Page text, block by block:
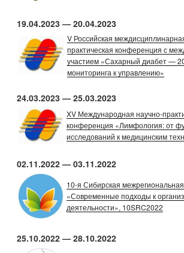
19.04.2023 — 20.04.2023
V Российская
практическая конференция с
участием «Сахарный диабет —
мониторинга к управлению»
24.03.2023 — 25.03.2023
XV Международная научно-
конференция «Лимфология: от
исследований к медицинским
02.11.2022 — 03.11.2022
10-я Сибирская
«Современные подходы к
деятельности», 10SRC2022
25.10.2022 — 28.10.2022